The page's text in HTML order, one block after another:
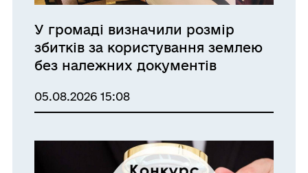
У громаді визначили розмір
збитків за користування землею
без належних документів
05.08.2026 15:08